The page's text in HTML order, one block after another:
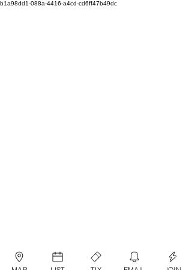
b1a98dd1-088a-4416-a4cd-cd6ff47b49dc